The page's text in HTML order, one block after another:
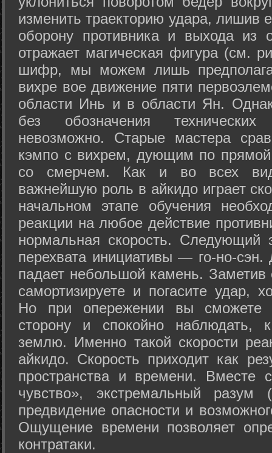
изменить траекторию удара, лишив
оборону противника и выхода из
отражает магическая фигура (см.
шифр, мы можем лишь
вихре вое движение пяти
области Инь и в области Ян.
без обозначения
невозможно. Старые мастера
кэмпо с вихрем, дующим по
со смерчем. Как и во всех
важнейшую роль в айкидо играет
начальном этапе обучения
реакции на любое действие
нормальная скорость.
перехвата инициативы — го-но-
падает небольшой камень.
самортизируете и погасите удар,
Но при опережении вы сможете
сторону и спокойно наблюдать,
землю. Именно такой скорости
айкидо. Скорость приходит как
пространства и времени. Вместе
чувство», экстремальный разум
предвидение опасности и
Ощущение времени позволяет
контратаки.